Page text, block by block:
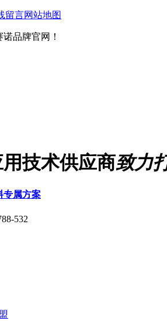
留言网站地图
品牌官网！
技术供应商致力
专属方案
532